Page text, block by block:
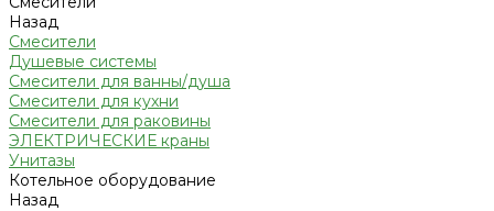
Назад
Смесители
Душевые системы
Смесители для ванны/душа
Смесители для кухни
Смесители для раковины
ЭЛЕКТРИЧЕСКИЕ краны
Унитазы
Котельное оборудование
Назад